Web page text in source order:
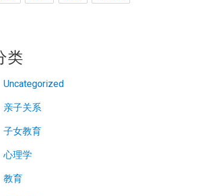
类
Uncategorized
亲子关系
子女教育
心理学
教育